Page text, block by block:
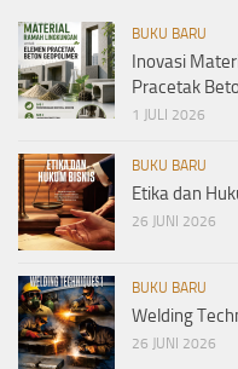
BUKU BARU
Inovasi
Pracetak
1 JULI 2026
BUKU BARU
Etika dan
26 JUNI 2026
BUKU BARU
Welding
26 JUNI 2026